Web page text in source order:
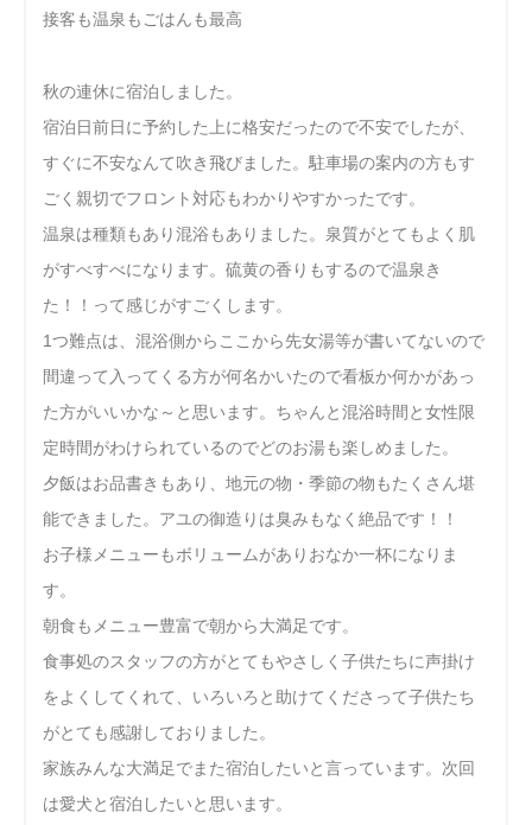
接客も温泉もごはんも最高
秋の連休に宿泊しました。
宿泊日前日に予約した上に格安だったので不安でしたが、
すぐに不安なんて吹き飛びました。駐車場の案内の方もす
ごく親切でフロント対応もわかりやすかったです。
温泉は種類もあり混浴もありました。泉質がとてもよく肌
がすべすべになります。硫黄の香りもするので温泉き
た！！って感じがすごくします。
1つ難点は、混浴側からここから先女湯等が書いてないので
間違って入ってくる方が何名かいたので看板か何かがあっ
た方がいいかな～と思います。ちゃんと混浴時間と女性限
定時間がわけられているのでどのお湯も楽しめました。
夕飯はお品書きもあり、地元の物・季節の物もたくさん堪
能できました。アユの御造りは臭みもなく絶品です！！
お子様メニューもボリュームがありおなか一杯になりま
す。
朝食もメニュー豊富で朝から大満足です。
食事処のスタッフの方がとてもやさしく子供たちに声掛け
をよくしてくれて、いろいろと助けてくださって子供たち
がとても感謝しておりました。
家族みんな大満足でまた宿泊したいと言っています。次回
は愛犬と宿泊したいと思います。